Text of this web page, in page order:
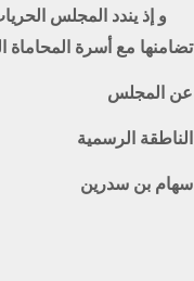
و إذ يندد المجلس
تضامنها مع أسرة المحاماة
عن المجلس
الناطقة الرسمية
سهام بن سدرين